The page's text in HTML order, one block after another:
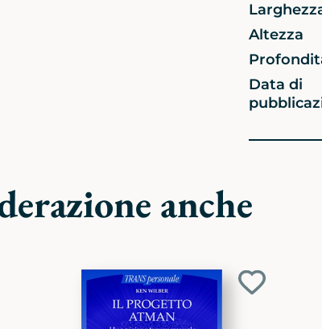
Altezza
Data di
anche
Aggiungi